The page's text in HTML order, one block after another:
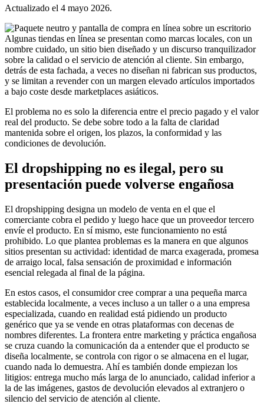
Actualizado el 4 mayo 2026.
Algunas tiendas en línea se presentan como marcas locales, con un
nombre cuidado, un sitio bien diseñado y un discurso tranquilizador
sobre la calidad o el servicio de atención al cliente. Sin embargo,
detrás de esta fachada, a veces no diseñan ni fabrican sus productos,
y se limitan a revender con un margen elevado artículos importados
a bajo coste desde marketplaces asiáticos.
El problema no es solo la diferencia entre el precio pagado y el valor
real del producto. Se debe sobre todo a la falta de claridad
mantenida sobre el origen, los plazos, la conformidad y las
condiciones de devolución.
El dropshipping no es ilegal, pero su
presentación puede volverse engañosa
El dropshipping designa un modelo de venta en el que el
comerciante cobra el pedido y luego hace que un proveedor tercero
envíe el producto. En sí mismo, este funcionamiento no está
prohibido. Lo que plantea problemas es la manera en que algunos
sitios presentan su actividad: identidad de marca exagerada, promesa
de arraigo local, falsa sensación de proximidad e información
esencial relegada al final de la página.
En estos casos, el consumidor cree comprar a una pequeña marca
establecida localmente, a veces incluso a un taller o a una empresa
especializada, cuando en realidad está pidiendo un producto
genérico que ya se vende en otras plataformas con decenas de
nombres diferentes. La frontera entre marketing y práctica engañosa
se cruza cuando la comunicación da a entender que el producto se
diseña localmente, se controla con rigor o se almacena en el lugar,
cuando nada lo demuestra. Ahí es también donde empiezan los
litigios: entrega mucho más larga de lo anunciado, calidad inferior a
la de las imágenes, gastos de devolución elevados al extranjero o
silencio del servicio de atención al cliente.